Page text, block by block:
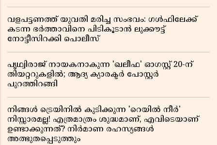
വളപട്ടണത്ത് യുവതി മരിച്ച സംഭവം: ഗൾഫിലേക്ക്
കടന്ന ഭർത്താവിനെ പിടികൂടാൻ ലുക്കൗട്ട്
നോട്ടീസിറക്കി പൊലീസ്
പൃഥ്വിരാജ് നായകനാകുന്ന 'ഖലീഫ' ഓഗസ്റ്റ് 20-ന്
തിയറ്ററുകളിൽ; ആദ്യ ക്യാരക്ടർ പോസ്റ്റർ
പുറത്തിറങ്ങി
നിങ്ങൾ ട്രെയിനിൽ കുടിക്കുന്ന 'റെയിൽ നീർ'
നിസ്സാരമല്ല! എത്രമാത്രം ശുദ്ധമാണ്, എവിടെയാണ്
ഉണ്ടാക്കുന്നത്? നിർമാണ രഹസ്യങ്ങൾ
അത്ഭുതപ്പെടുത്തും